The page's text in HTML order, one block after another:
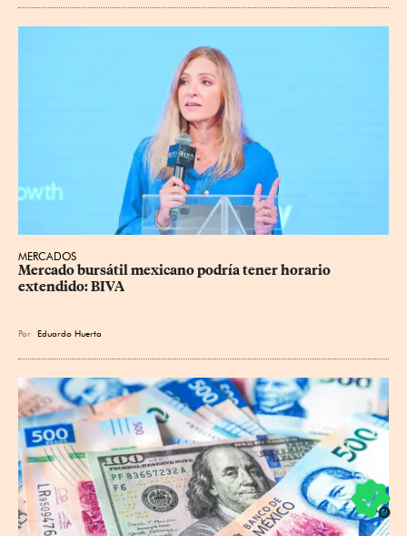
MERCADOS
Mercado bursátil mexicano podría tener horario
extendido: BIVA
Por Eduardo Huerta